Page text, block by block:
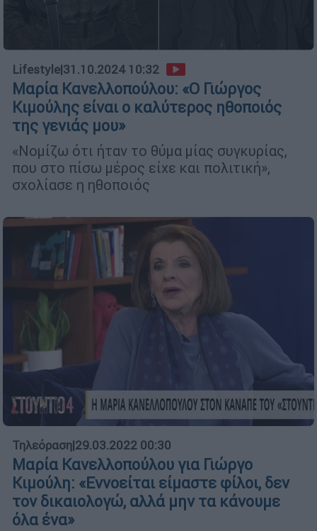
Lifestyle|31.10.2024 10:32
Μαρία Κανελλοπούλου: «Ο Γιώργος
Κιμούλης είναι ο καλύτερος ηθοποιός
της γενιάς μου»
«Νομίζω ότι ήταν το θύμα μίας συγκυρίας,
που στο πίσω μέρος είχε και πολιτική»,
σχολίασε η ηθοποιός
Τηλεόραση|29.03.2022 00:30
Μαρία Κανελλοπούλου για Γιώργο
Κιμούλη: «Εννοείται είμαστε φίλοι, δεν
τον δικαιολογώ, αλλά μην τα κάνουμε
όλα ένα»